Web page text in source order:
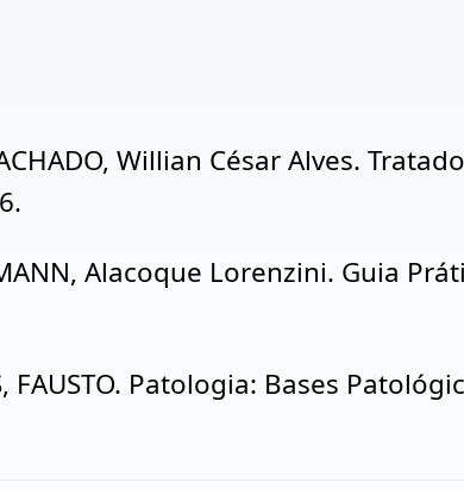
Willian César Alves.
Alacoque Lorenzini. Guia
FAUSTO. Patologia: Bases